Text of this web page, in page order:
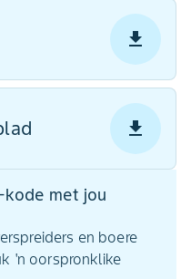
kode met jou
en boere
'n oorspronklike